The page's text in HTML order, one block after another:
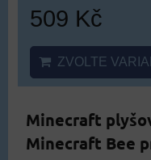
509 Kč
ZVOLTE
Minecraft
Minecraft Bee